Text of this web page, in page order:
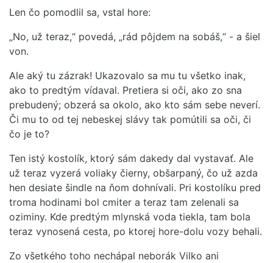
Len čo pomodlil sa, vstal hore:
„No, už teraz,“ povedá, „rád pôjdem na sobáš,“ - a šiel
von.
Ale aký tu zázrak! Ukazovalo sa mu tu všetko inak,
ako to predtým vídaval. Pretiera si oči, ako zo sna
prebudený; obzerá sa okolo, ako kto sám sebe neverí.
Či mu to od tej nebeskej slávy tak pomútili sa oči, či
čo je to?
Ten istý kostolík, ktorý sám dakedy dal vystavať. Ale
už teraz vyzerá voliaky čierny, obšarpaný, čo už azda
hen desiate šindle na ňom dohnívali. Pri kostolíku pred
troma hodinami bol cmiter a teraz tam zelenali sa
oziminy. Kde predtým mlynská voda tiekla, tam bola
teraz vynosená cesta, po ktorej hore-dolu vozy behali.
Zo všetkého toho nechápal neborák Vilko ani